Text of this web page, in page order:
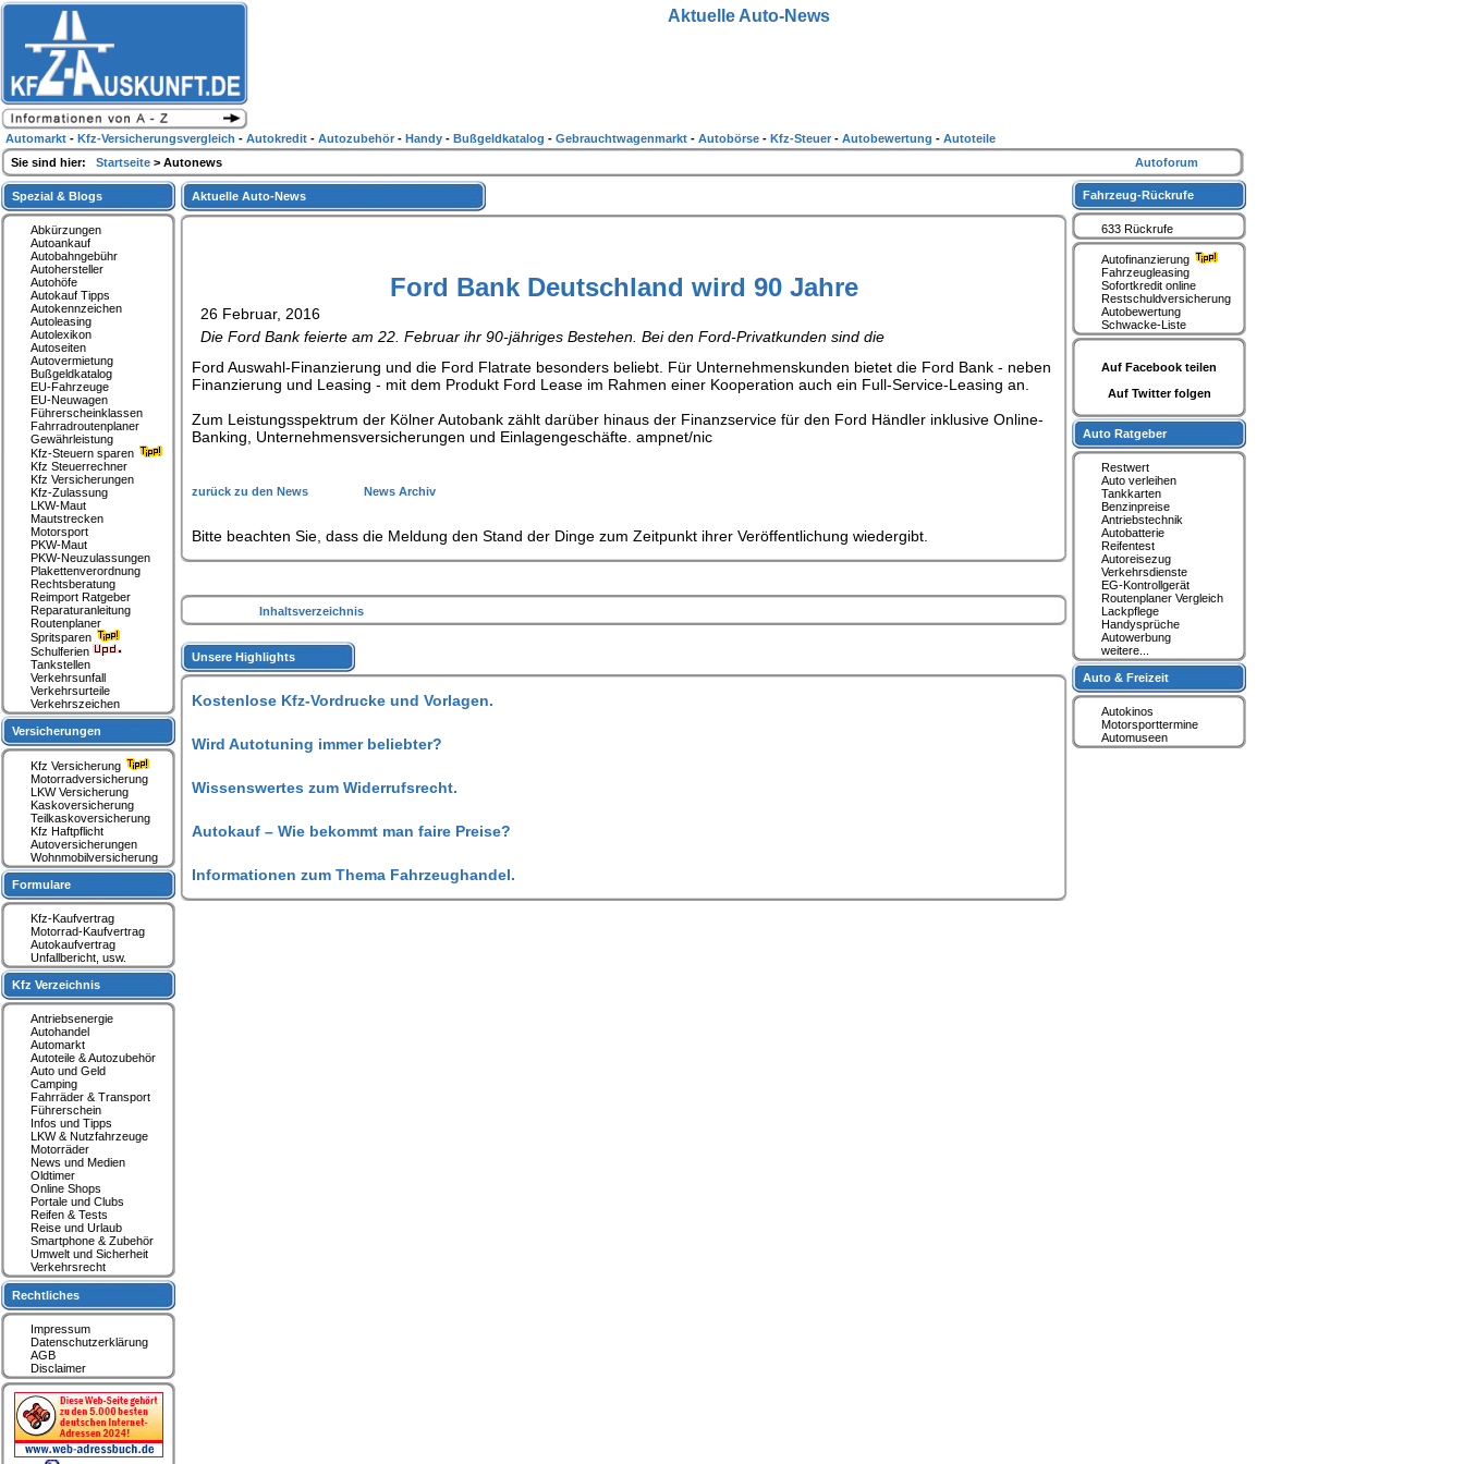
Aktuelle Auto-News
Ford Bank Deutschland wird 90 Jahre
26 Februar, 2016
Die Ford Bank feierte am 22. Februar ihr 90-jähriges Bestehen. Bei den Ford-Privatkunden sind die
Ford Auswahl-Finanzierung und die Ford Flatrate besonders beliebt. Für Unternehmenskunden bietet die Ford Bank - neben
Finanzierung und Leasing - mit dem Produkt Ford Lease im Rahmen einer Kooperation auch ein Full-Service-Leasing an.
Zum Leistungsspektrum der Kölner Autobank zählt darüber hinaus der Finanzservice für den Ford Händler inklusive Online-
Banking, Unternehmensversicherungen und Einlagengeschäfte. ampnet/nic
zurück zu den News News Archiv
Bitte beachten Sie, dass die Meldung den Stand der Dinge zum Zeitpunkt ihrer Veröffentlichung wiedergibt.
Inhaltsverzeichnis
Unsere Highlights
Kostenlose Kfz-Vordrucke und Vorlagen.
Wird Autotuning immer beliebter?
Wissenswertes zum Widerrufsrecht.
Autokauf – Wie bekommt man faire Preise?
Informationen zum Thema Fahrzeughandel.
Spezial & Blogs
Abkürzungen
Autoankauf
Autobahngebühr
Autohersteller
Autohöfe
Autokauf Tipps
Autokennzeichen
Autoleasing
Autolexikon
Autoseiten
Autovermietung
Bußgeldkatalog
EU-Fahrzeuge
EU-Neuwagen
Führerscheinklassen
Fahrradroutenplaner
Gewährleistung
Kfz-Steuern sparen
Kfz Steuerrechner
Kfz Versicherungen
Kfz-Zulassung
LKW-Maut
Mautstrecken
Motorsport
PKW-Maut
PKW-Neuzulassungen
Plakettenverordnung
Rechtsberatung
Reimport Ratgeber
Reparaturanleitung
Routenplaner
Spritsparen
Schulferien
Tankstellen
Verkehrsunfall
Verkehrsurteile
Verkehrszeichen
Versicherungen
Kfz Versicherung
Motorradversicherung
LKW Versicherung
Kaskoversicherung
Teilkaskoversicherung
Kfz Haftpflicht
Autoversicherungen
Wohnmobilversicherung
Formulare
Kfz-Kaufvertrag
Motorrad-Kaufvertrag
Autokaufvertrag
Unfallbericht, usw.
Kfz Verzeichnis
Antriebsenergie
Autohandel
Automarkt
Autoteile & Autozubehör
Auto und Geld
Camping
Fahrräder & Transport
Führerschein
Infos und Tipps
LKW & Nutzfahrzeuge
Motorräder
News und Medien
Oldtimer
Online Shops
Portale und Clubs
Reifen & Tests
Reise und Urlaub
Smartphone & Zubehör
Umwelt und Sicherheit
Verkehrsrecht
Rechtliches
Impressum
Datenschutzerklärung
AGB
Disclaimer
Fahrzeug-Rückrufe
633 Rückrufe
Autofinanzierung
Fahrzeugleasing
Sofortkredit online
Restschuldversicherung
Autobewertung
Schwacke-Liste
Auf Facebook teilen
Auf Twitter folgen
Auto Ratgeber
Restwert
Auto verleihen
Tankkarten
Benzinpreise
Antriebstechnik
Autobatterie
Reifentest
Autoreisezug
Verkehrsdienste
EG-Kontrollgerät
Routenplaner Vergleich
Lackpflege
Handysprüche
Autowerbung
weitere...
Auto & Freizeit
Autokinos
Motorsporttermine
Automuseen
Aktuelle Auto-News
Automarkt - Kfz-Versicherungsvergleich - Autokredit - Autozubehör - Handy - Bußgeldkatalog - Gebrauchtwagenmarkt - Autobörse - Kfz-Steuer - Autobewertung - Autoteile
Sie sind hier: Startseite > Autonews Autoforum